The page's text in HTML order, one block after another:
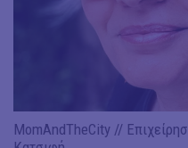
MomAndTheCity //